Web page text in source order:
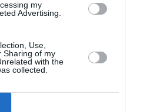
my
Advertising.
Use,
Sharing of my
with the
collected.
Rouge : l’Égypte mise sur
le contexte géopolitique
:
remet en cause la réception